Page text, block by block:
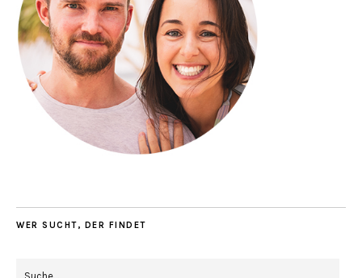
WER SUCHT, DER FINDET